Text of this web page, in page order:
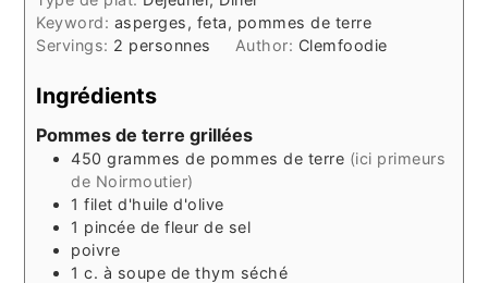
Keyword: asperges, feta, pommes de terre
Servings: 2 personnes Author: Clemfoodie
Ingrédients
Pommes de terre grillées
450 grammes de pommes de terre (ici primeurs
de Noirmoutier)
1 filet d'huile d'olive
1 pincée de fleur de sel
poivre
1 c. à soupe de thym séché